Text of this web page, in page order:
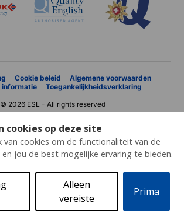
cookies op deze site
van cookies om de functionaliteit van de
jou de best mogelijke ervaring te bieden.
Prima
Alleen
vereiste
Cookie beleid
Algemene voorwaarden
Toegankelijkheidsverklaring
© 2026 ESL - All rights reserved